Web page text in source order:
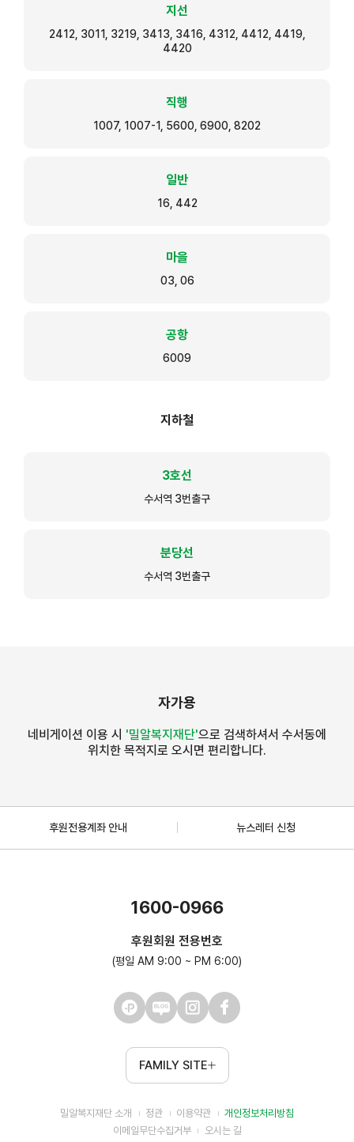
지선
2412, 3011, 3219, 3413, 3416, 4312, 4412, 4419,
4420
직행
1007, 1007-1, 5600, 6900, 8202
일반
16, 442
마을
03, 06
공항
6009
지하철
3호선
수서역 3번출구
분당선
수서역 3번출구
자가용
네비게이션 이용 시 '밀알복지재단'으로 검색하셔서 수서동에
위치한 목적지로 오시면 편리합니다.
후원전용계좌 안내 뉴스레터 신청
1600-0966
후원회원 전용번호
(평일 AM 9:00 ~ PM 6:00)
FAMILY SITE
밀알복지재단 소개 정관 이용약관
개인정보처리방침
이메일무단수집거부
오시는 길